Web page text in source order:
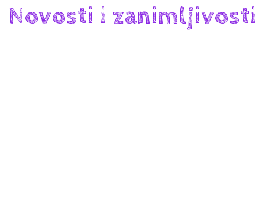
Novosti i zanimljivosti